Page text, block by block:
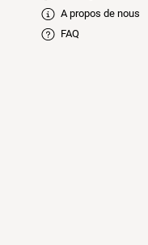
A propos de nous
FAQ